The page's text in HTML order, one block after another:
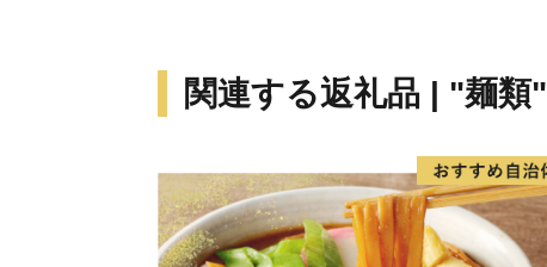
関連する返礼品 | "麺類"